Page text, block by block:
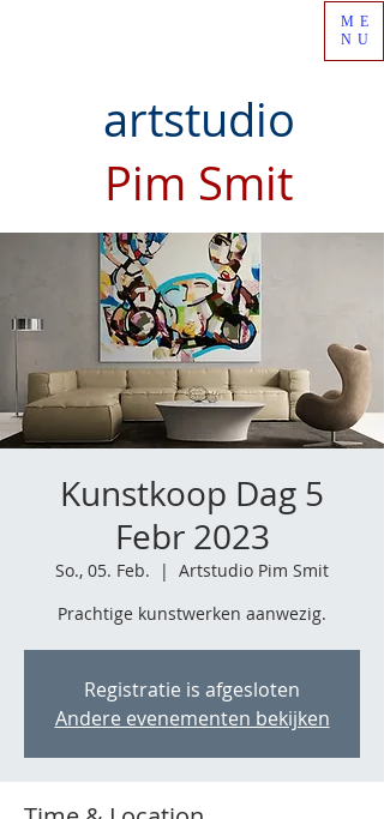
artstudio
Pim Smit
ME
NU
Kunstkoop Dag 5
Febr 2023
So., 05. Feb.
  |
Artstudio Pim Smit
Prachtige kunstwerken aanwezig.
Registratie is afgesloten
Andere evenementen bekijken